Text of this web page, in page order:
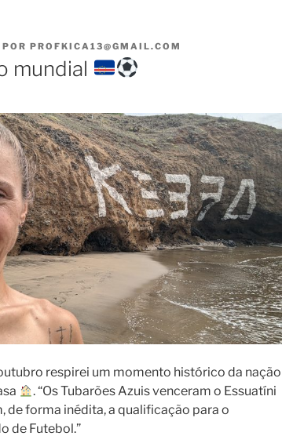
POR PROFKICA13@GMAIL.COM
mundial
respirei um momento histórico da nação
. “Os Tubarões Azuis venceram o Essuatíni
de forma inédita, a qualificação para o
de Futebol.”